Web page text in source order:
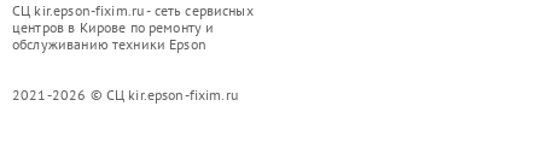
СЦ kir.epson-fixim.ru - сеть сервисных
центров в Кирове по ремонту и
обслуживанию техники Epson
2021-2026 © СЦ kir.epson-fixim.ru